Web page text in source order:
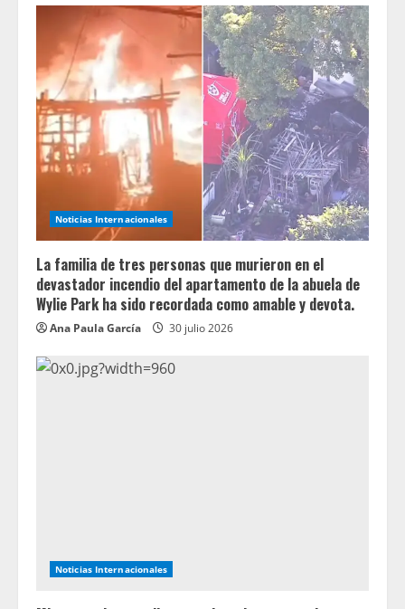
Noticias Internacionales
La familia de tres personas que murieron en el
devastador incendio del apartamento de la abuela de
Wylie Park ha sido recordada como amable y devota.
Ana Paula García 30 julio 2026
Noticias Internacionales